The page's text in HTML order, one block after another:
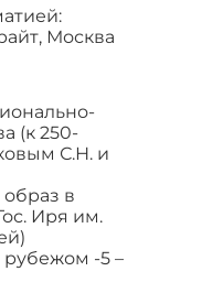
Москва
(к 250-
С.Н. и
в
Иря им.
-5 –